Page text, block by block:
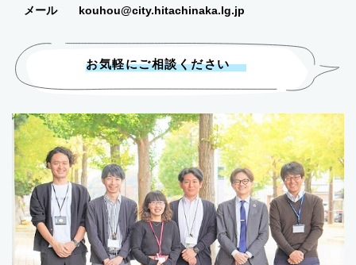
メール
kouhou@city.hitachinaka.lg.jp
お気軽にご相談ください